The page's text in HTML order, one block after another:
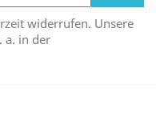
widerrufen. Unsere
a. in der